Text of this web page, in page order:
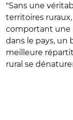
"Sans une
territoires
comportant une
dans le pays, un
meilleure
rural se